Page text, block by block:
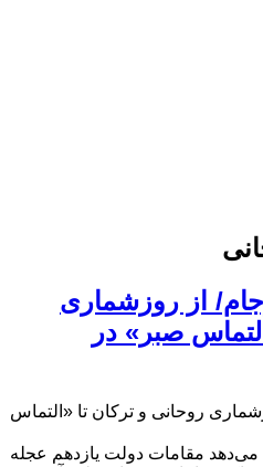
از روزشماری
صبر» در
روحانی و ترکان تا «التماس
می‌دهد مقامات دولت یازدهم عجله